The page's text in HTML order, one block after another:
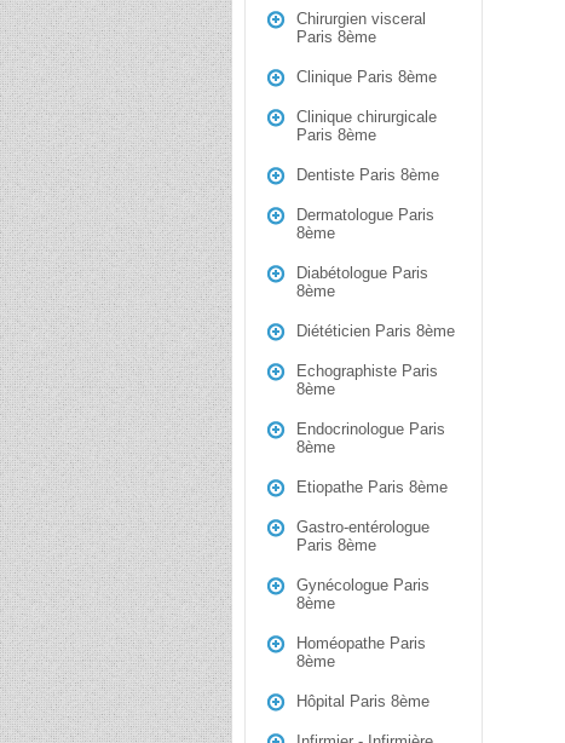
Chirurgien visceral
Paris 8ème
Clinique Paris 8ème
Clinique chirurgicale
Paris 8ème
Dentiste Paris 8ème
Dermatologue Paris
8ème
Diabétologue Paris
8ème
Diététicien Paris 8ème
Echographiste Paris
8ème
Endocrinologue Paris
8ème
Etiopathe Paris 8ème
Gastro-entérologue
Paris 8ème
Gynécologue Paris
8ème
Homéopathe Paris
8ème
Hôpital Paris 8ème